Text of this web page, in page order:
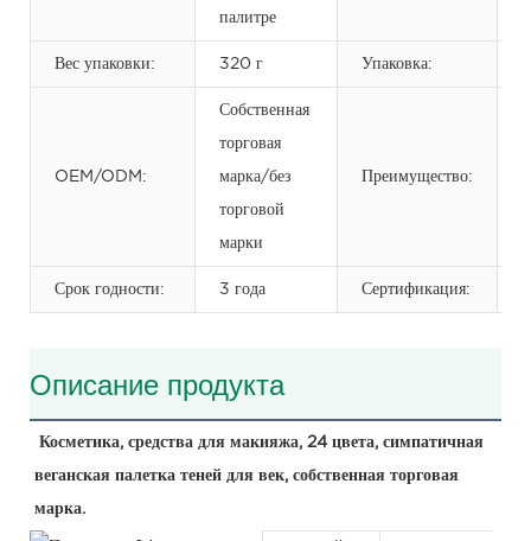
палитре
Вес упаковки: 320 г Упаковка:
OEM/ODM:
Собственная
торговая
марка/без
торговой
марки
Преимущество:
Срок годности: 3 года Сертификация:
Описание продукта
Косметика, средства для макияжа, 24 цвета, симпатичная
веганская палетка теней для век, собственная торговая
марка.